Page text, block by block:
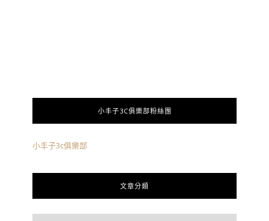
小丰子3C俱樂部粉絲團
小丰子3c俱樂部
文章分類